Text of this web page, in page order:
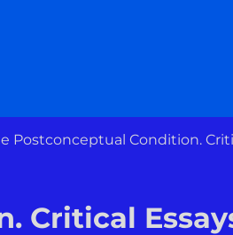
Postconceptual Condition.
Critical